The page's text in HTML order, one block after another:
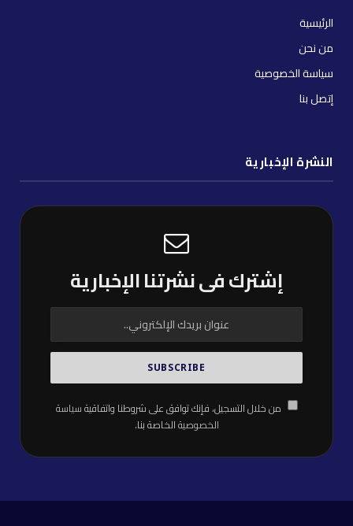
الرئيسية
من نحن
سياسة الخصوصية
إتصل بنا
النشرة الإخبارية
إشترك فى نشرتنا الإخبارية
من خلال التسجيل، فإنك توافق على شروطنا واتفاقيةسياسة
الخصوصيةالخاصة بنا.